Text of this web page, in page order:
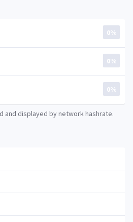
0%
0%
0%
and displayed by network hashrate.